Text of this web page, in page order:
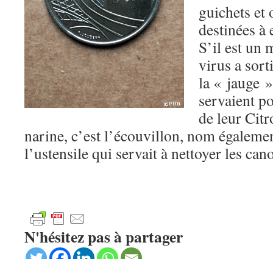
guichets et
destinées
S’il est un
virus a
la « jauge
servaient
de leur
narine, c’est l’écouvillon, nom
l’ustensile qui servait à nettoyer les
N'hésitez pas à partager